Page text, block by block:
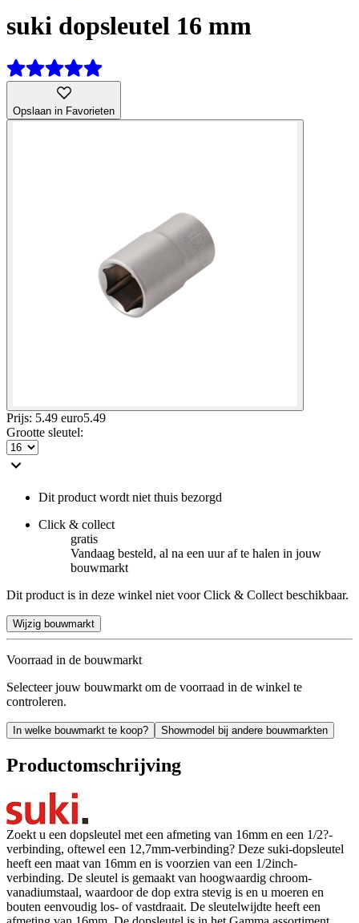
suki dopsleutel 16 mm
Opslaan in Favorieten
Prijs: 5.49 euro5.49
Grootte sleutel:
Dit product wordt niet thuis bezorgd
Click & collect
gratis
Vandaag besteld, al na een uur af te halen in jouw
bouwmarkt
Dit product is in deze winkel niet voor Click & Collect beschikbaar.
Wijzig bouwmarkt
Voorraad in de bouwmarkt
Selecteer jouw bouwmarkt om de voorraad in de winkel te
controleren.
In welke bouwmarkt te koop? Showmodel bij andere bouwmarkten
Productomschrijving
Zoekt u een dopsleutel met een afmeting van 16mm en een 1/2?-
verbinding, oftewel een 12,7mm-verbinding? Deze suki-dopsleutel
heeft een maat van 16mm en is voorzien van een 1/2inch-
verbinding. De sleutel is gemaakt van hoogwaardig chroom-
vanadiumstaal, waardoor de dop extra stevig is en u moeren en
bouten eenvoudig los- of vastdraait. De sleutelwijdte heeft een